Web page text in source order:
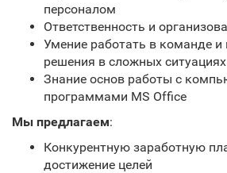
персоналом
Ответственность и
Умение работать в команде и
решения в сложных ситуациях
Знание основ работы с
программами MS Office
Мы предлагаем:
Конкурентную заработную
достижение целей